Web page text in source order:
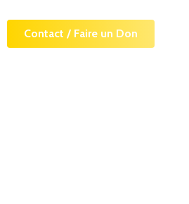
Contact / Faire un Don